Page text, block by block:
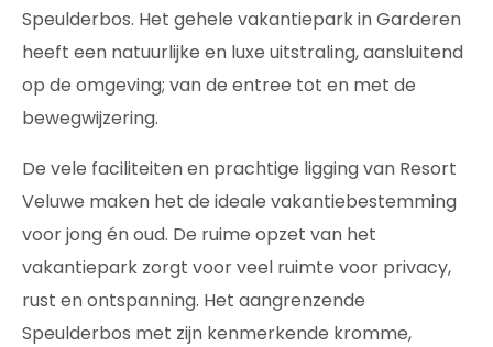
Speulderbos. Het gehele vakantiepark in Garderen
heeft een natuurlijke en luxe uitstraling, aansluitend
op de omgeving; van de entree tot en met de
bewegwijzering.
De vele faciliteiten en prachtige ligging van Resort
Veluwe maken het de ideale vakantiebestemming
voor jong én oud. De ruime opzet van het
vakantiepark zorgt voor veel ruimte voor privacy,
rust en ontspanning. Het aangrenzende
Speulderbos met zijn kenmerkende kromme,